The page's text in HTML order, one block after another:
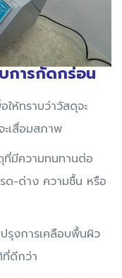
การกัดกร่อน
ให้ทราบว่าวัสดุจะ
ะเสื่อมสภาพ
ที่มีความทนทานต่อ
ด-ด่าง ความชื้น หรือ
รุงการเคลือบพื้นผิว
ดีกว่า